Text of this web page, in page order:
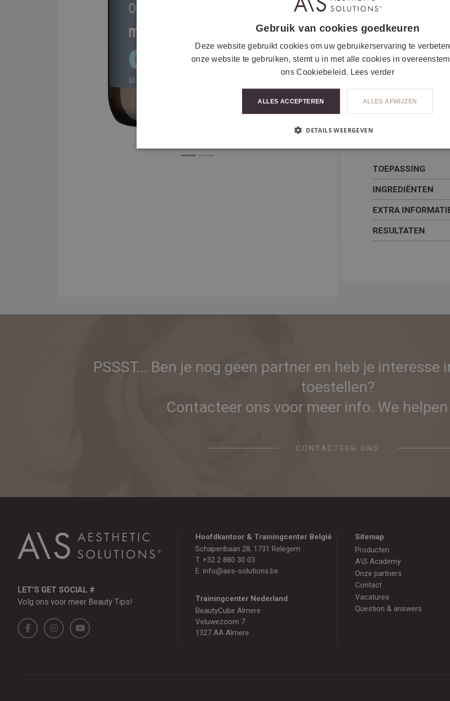
Met een krachtige
en vitamine C,
zuurstoftoevoer naar
celvernieuwing en
resultaat is een
TOEPASSING
INGREDIËNTEN
EXTRA
RESULTATEN
PSSST... Ben je nog geen partner en heb je
toestellen?
Contacteer ons voor meer info. We
CONTACTEER ONS
LET’S GET SOCIAL #
Volg ons voor meer Beauty Tips!
Hoofdkantoor & Trainingcenter België
Schapenbaan 28, 1731 Relegem
T. +32 2 880 30 03
E. info@aes-solutions.be
Trainingcenter Nederland
BeautyCube Almere
Veluwezoom 7
1327 AA Almere
Sitemap
Producten
A\S Academy
Onze partners
Contact
Vacatures
Question & answers
Gebruik van cookies goedkeuren
Deze website gebruikt cookies om uw gebruikerservaring te
onze website te gebruiken, stemt u in met alle cookies in
ons Cookiebeleid.
Lees verder
ALLES ACCEPTEREN ALLES AFWIJZEN
DETAILS WEERGEVEN